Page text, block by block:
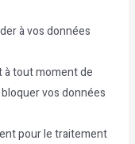
à vos données
à tout moment de
vos données
pour le traitement